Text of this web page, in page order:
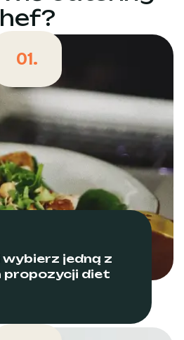
01.
wybierz jedną z
propozycji diet